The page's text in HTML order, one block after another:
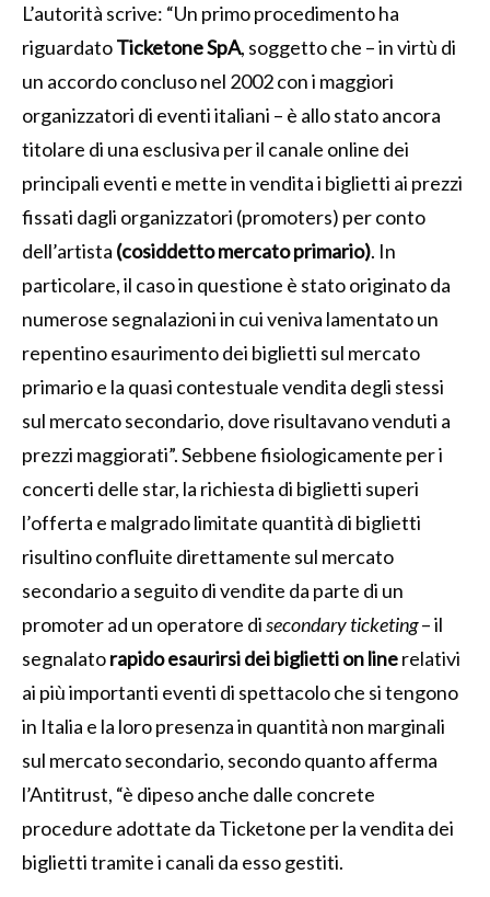
L’autorità scrive: “Un primo procedimento ha
riguardatoTicketone SpA, soggetto che – in virtù di
un accordo concluso nel 2002 con i maggiori
organizzatori di eventi italiani – è allo stato ancora
titolare di una esclusiva per il canale online dei
principali eventi e mette in vendita i biglietti ai prezzi
fissati dagli organizzatori (promoters) per conto
dell’artista (cosiddetto mercato primario). In
particolare, il caso in questione è stato originato da
numerose segnalazioni in cui veniva lamentato un
repentino esaurimento dei biglietti sul mercato
primario e la quasi contestuale vendita degli stessi
sul mercato secondario, dove risultavano venduti a
prezzi maggiorati”. Sebbene fisiologicamente per i
concerti delle star, la richiesta di biglietti superi
l’offerta e malgrado limitate quantità di biglietti
risultino confluite direttamente sul mercato
secondario a seguito di vendite da parte di un
promoter ad un operatore disecondary ticketing– il
segnalatorapido esaurirsi dei biglietti on linerelativi
ai più importanti eventi di spettacolo che si tengono
in Italia e la loro presenza in quantità non marginali
sul mercato secondario, secondo quanto afferma
l’Antitrust, “è dipeso anche dalle concrete
procedure adottate da Ticketone per la vendita dei
biglietti tramite i canali da esso gestiti.